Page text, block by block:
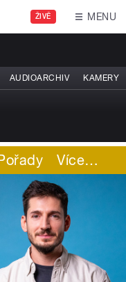
ŽIVĚ MENU
AUDIOARCHIV KAMERY
Více…